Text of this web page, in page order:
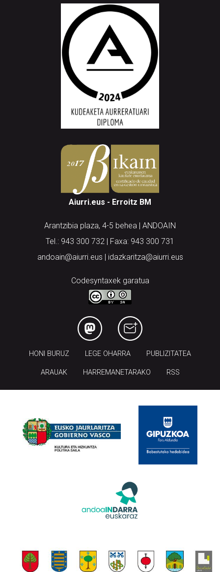
Aiurri.eus - Erroitz BM
Arantzibia plaza, 4-5 behea | ANDOAIN
Tel.: 943 300 732 | Faxa: 943 300 731
andoain@aiurri.eus | idazkaritza@aiurri.eus
Codesyntaxek garatua
HONI BURUZ LEGE OHARRA PUBLIZITATEA
ARAUAK HARREMANETARAKO RSS